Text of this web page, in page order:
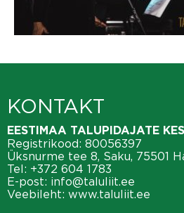
KONTAKT
EESTIMAA TALUPIDAJATE
Registrikood: 80056397
Üksnurme tee 8, Saku, 75501
Tel: +372 604 1783
E-post: info@taluliit.ee
Veebileht: www.taluliit.ee